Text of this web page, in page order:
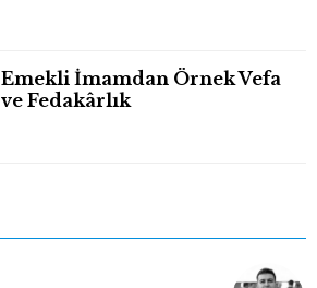
Emekli İmamdan Örnek Vefa
ve Fedakârlık